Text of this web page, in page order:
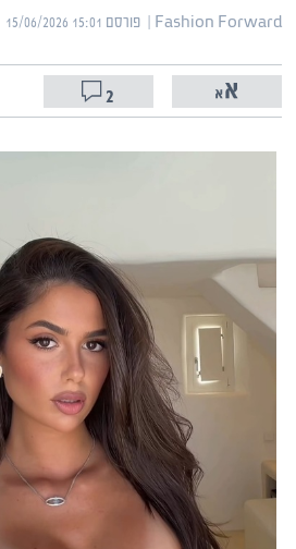
Fashion Forward | ‏ פורסם ‎15/06/2026 15:01
2